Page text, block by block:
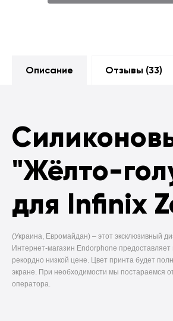
Описание Отзывы (33)
"Жёлто-
для Infinix
(Украина, Евромайдан) – этот эксклюзивный
Интернет-магазин Endorphone
рекордно низкой цене. Цвет принта будет
экране. При необходимости мы постараемся
оператора.